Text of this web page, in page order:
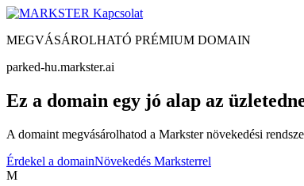
Kapcsolat
MEGVÁSÁROLHATÓ PRÉMIUM DOMAIN
parked-hu.markster.ai
Ez a domain egy jó alap az
A domaint megvásárolhatod a Markster növekedési
Érdekel a domainNövekedés Marksterrel
M